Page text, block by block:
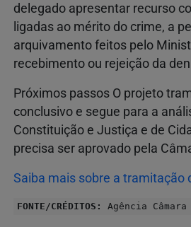
delegado apresentar recurso
ligadas ao mérito do crime, a
arquivamento feitos pelo
recebimento ou rejeição da
Próximos passos O projeto
conclusivo e segue para a
Constituição e Justiça e de
precisa ser aprovado pela
Saiba mais sobre a tramitação
FONTE/CRÉDITOS: Agência